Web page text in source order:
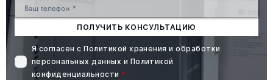
ПОЛУЧИТЬ КОНСУЛЬТАЦИЮ
Я согласен сПолитикой хранения и обработки
персональных данных и Политикой
конфиденциальности *